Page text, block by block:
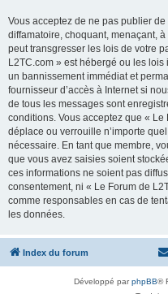
Vous acceptez de ne pas publier
diffamatoire, choquant, menaçant,
peut transgresser les lois de votre
L2TC.com » est hébergé ou les
un bannissement immédiat et
fournisseur d’accès à Internet si
de tous les messages sont
conditions. Vous acceptez que «
déplace ou verrouille n’importe
nécessaire. En tant que membre,
que vous avez saisies soient
ces informations ne soient pas
consentement, ni « Le Forum de
comme responsables en cas de
les données.
Index du forum
Développé parphpBB®